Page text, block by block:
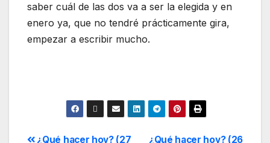
saber cuál de las dos va a ser la elegida y en
enero ya, que no tendré prácticamente gira,
empezar a escribir mucho.
¿Qué hacer hoy? (26
¿Qué hacer hoy? (27